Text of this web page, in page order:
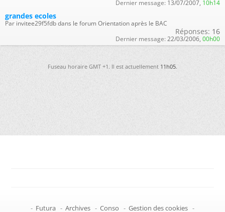
Dernier message: 13/07/2007, 10h14
grandes ecoles
Par invitee29f5fdb dans le forum Orientation après le BAC
Réponses: 16
Dernier message: 22/03/2006, 00h00
Fuseau horaire GMT +1. Il est actuellement11h05.
- Futura - Archives - Conso - Gestion des cookies -